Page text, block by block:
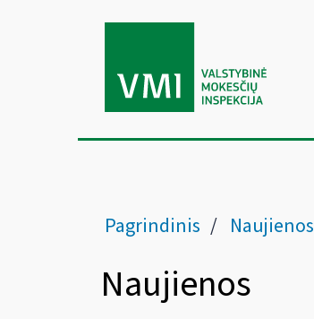
Pagrindinis Naujienos
Naujienos